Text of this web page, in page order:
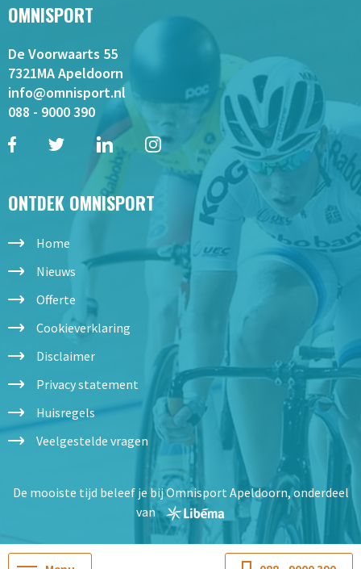
OMNISPORT
De Voorwaarts 55
7321MA Apeldoorn
info@omnisport.nl
088 - 9000 390
ONTDEK OMNISPORT
Home
Nieuws
Offerte
Cookieverklaring
Disclaimer
Privacy statement
Huisregels
Veelgestelde vragen
De mooiste tijd beleef je bij Omnisport Apeldoorn, onderdeel
van